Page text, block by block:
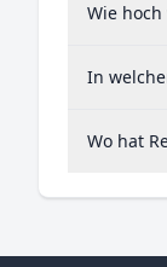
Wie hoch
In
Wo hat